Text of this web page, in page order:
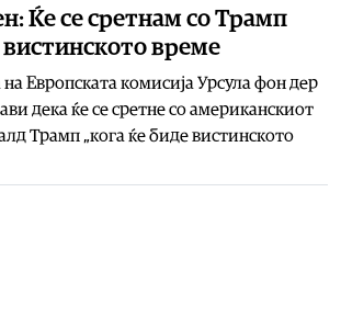
Ќе се сретнам со Трамп
вистинското време
Европската комисија Урсула фон дер
дека ќе се сретне со американскиот
Трамп „кога ќе биде вистинското